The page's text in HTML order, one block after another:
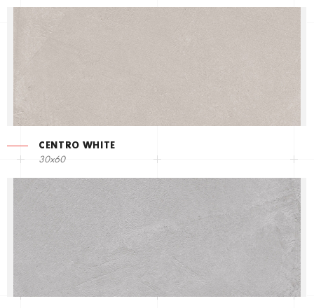
CENTRO WHITE
30x60